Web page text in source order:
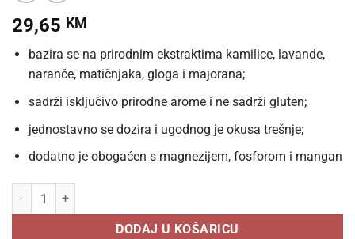
29,65 KM
bazira se na prirodnim ekstraktima kamilice, lavande,
naranče, matičnjaka, gloga i majorana;
sadrži isključivo prirodne arome i ne sadrži gluten;
jednostavno se dozira i ugodnog je okusa trešnje;
dodatno je obogaćen s magnezijem, fosforom i mangan
PEDIAKID DJEČIJI SIRUP ZA SPAVANJE 125 ml, ZA MIRAN SAN
DODAJ U KOŠARICU